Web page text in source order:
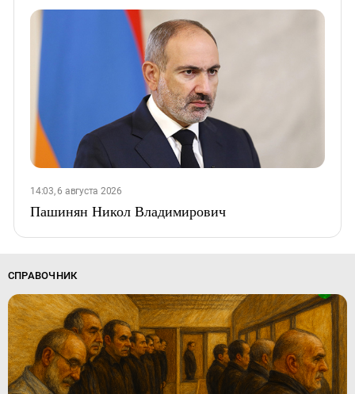
14:03, 6 августа 2026
Пашинян Никол Владимирович
СПРАВОЧНИК